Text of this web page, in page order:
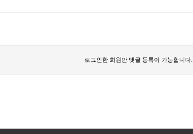
로그인한 회원만 댓글 등록이 가능합니다.